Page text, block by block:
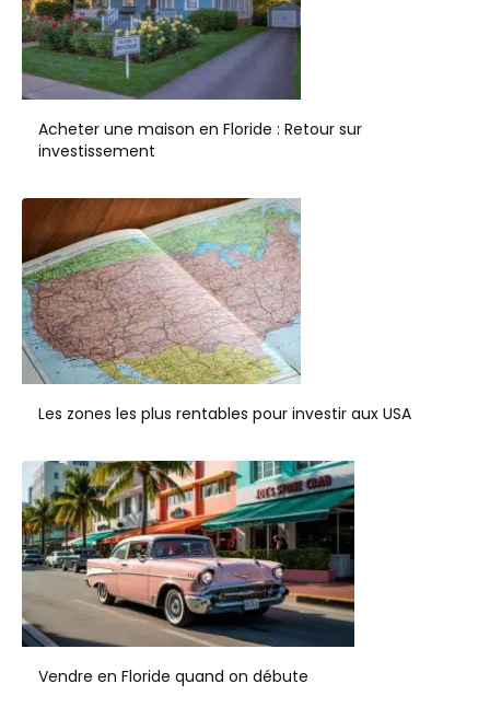
Acheter une maison en Floride : Retour sur
investissement
Les zones les plus rentables pour investir aux USA
Vendre en Floride quand on débute